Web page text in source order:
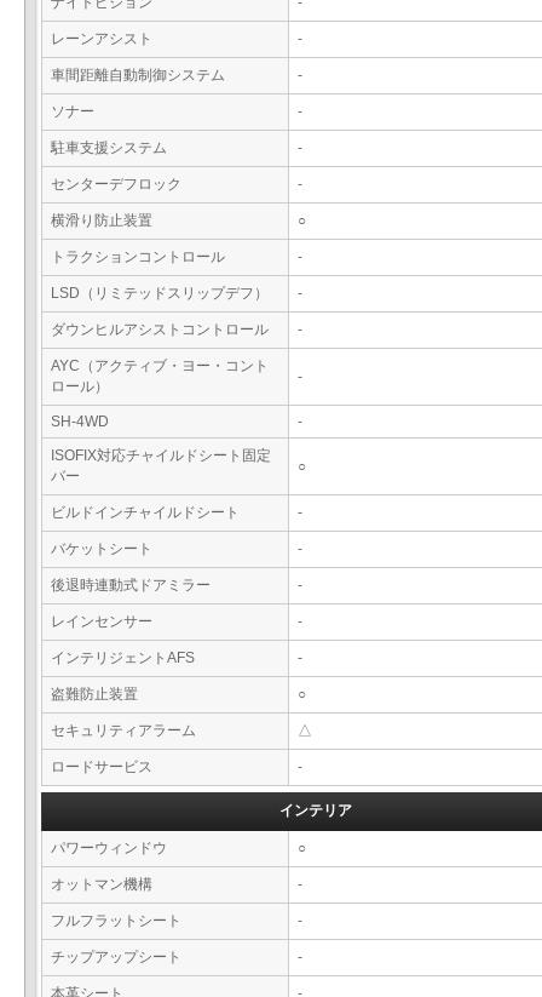
レーンアシスト -
車間距離自動制御システム -
ソナー -
駐車支援システム -
センターデフロック -
横滑り防止装置 ○
トラクションコントロール -
LSD（リミテッドスリップデフ） -
ダウンヒルアシストコントロール -
AYC（アクティブ・ヨー・コント
ロール）
-
SH-4WD
-
ISOFIX対応チャイルドシート固定
バー
○
ビルドインチャイルドシート -
バケットシート -
後退時連動式ドアミラー -
レインセンサー -
インテリジェントAFS -
盗難防止装置 ○
セキュリティアラーム △
ロードサービス -
インテリア
パワーウィンドウ ○
オットマン機構 -
フルフラットシート -
チップアップシート -
本革シート -